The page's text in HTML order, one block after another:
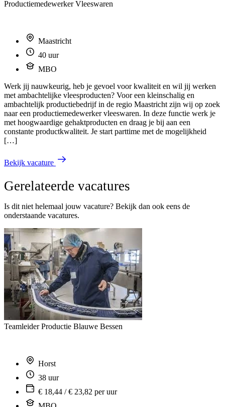
Productiemedewerker Vleeswaren
Maastricht
40 uur
MBO
Werk jij nauwkeurig, heb je gevoel voor kwaliteit en wil jij werken
met ambachtelijke vleesproducten? Voor een kleinschalig en
ambachtelijk productiebedrijf in de regio Maastricht zijn wij op zoek
naar een productiemedewerker vleeswaren. In deze functie werk je
met hoogwaardige gehaktproducten en draag je bij aan een
constante productkwaliteit. Je start parttime met de mogelijkheid
[…]
Bekijk vacature
Gerelateerde vacatures
Is dit niet helemaal jouw vacature? Bekijk dan ook eens de
onderstaande vacatures.
Teamleider Productie Blauwe Bessen
Horst
38 uur
€ 18,44 / € 23,82 per uur